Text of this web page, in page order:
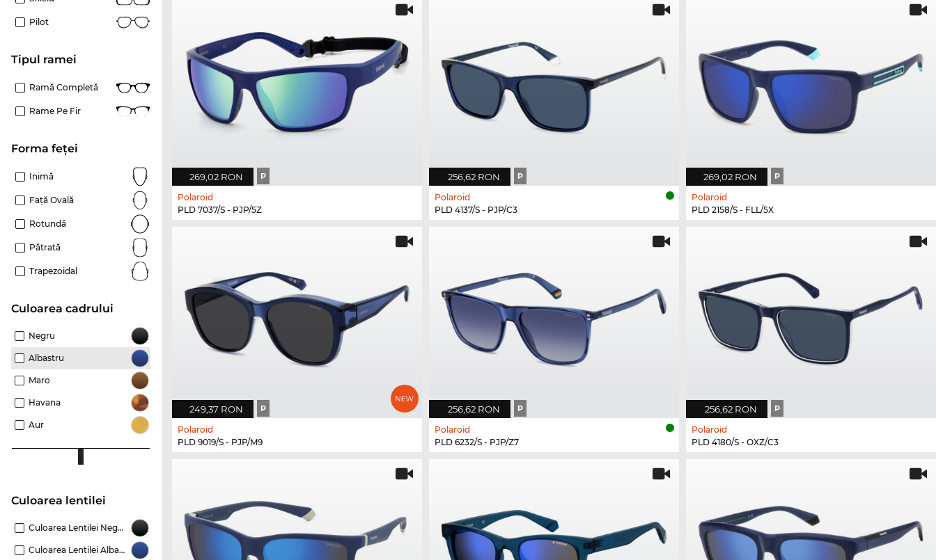
Pilot
Tipul ramei
Ramă Completă
Rame Pe Fir
Forma feței
Inimă
Față Ovală
Rotundă
Pătrată
Trapezoidal
Culoarea cadrului
Negru
Albastru
Maro
Havana
Aur
Culoarea lentilei
Culoarea Lentilei Negru
Culoarea Lentilei Albastru
269,02 RON P
Polaroid
PLD 7037/S - PJP/5Z
256,62 RON P
Polaroid
PLD 4137/S - PJP/C3
269,02 RON P
Polaroid
PLD 2158/S - FLL/5X
249,37 RON P
Polaroid
PLD 9019/S - PJP/M9
256,62 RON P
Polaroid
PLD 6232/S - PJP/Z7
256,62 RON P
Polaroid
PLD 4180/S - OXZ/C3